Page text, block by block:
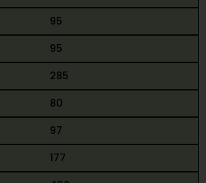
95
95
285
80
97
177